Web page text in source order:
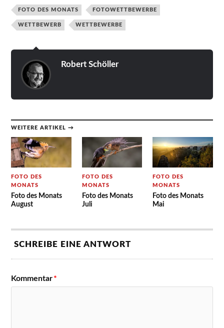
FOTO DES MONATS FOTOWETTBEWERBE
WETTBEWERB WETTBEWERBE
Robert Schöller
WEITERE ARTIKEL →
FOTO DES
MONATS
Foto des Monats
August
FOTO DES
MONATS
Foto des Monats
Juli
FOTO DES
MONATS
Foto des Monats
Mai
SCHREIBE EINE ANTWORT
Kommentar*